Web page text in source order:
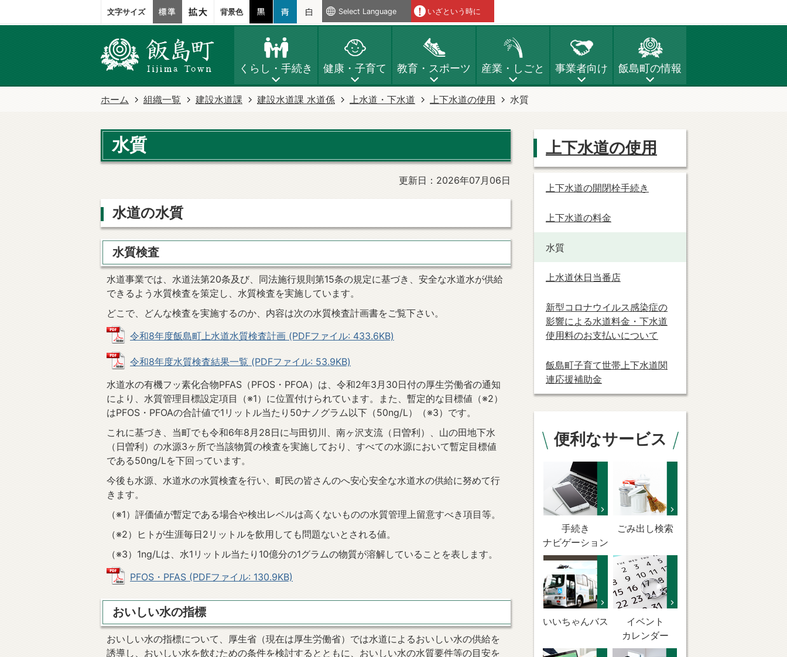
文字サイズ 背景色 Select Language いざという時に
くらし・手続き 健康・子育て 教育・スポーツ 産業・しごと 事業者向け 飯島町の情報
ホーム 組織一覧 建設水道課 建設水道課 水道係 上水道・下水道 上下水道の使用 水質
水質
更新日：2026年07月06日
水道の水質
水質検査
水道事業では、水道法第20条及び、同法施行規則第15条の規定に基づき、安全な水道水が供給
できるよう水質検査を策定し、水質検査を実施しています。
どこで、どんな検査を実施するのか、内容は次の水質検査計画書をご覧下さい。
令和8年度飯島町上水道水質検査計画 (PDFファイル: 433.6KB)
令和8年度水質検査結果一覧 (PDFファイル: 53.9KB)
水道水の有機フッ素化合物PFAS（PFOS・PFOA）は、令和2年3月30日付の厚生労働省の通知
により、水質管理目標設定項目（※1）に位置付けられています。また、暫定的な目標値（※2）
はPFOS・PFOAの合計値で1リットル当たり50ナノグラム以下（50ng/L）（※3）です。
これに基づき、当町でも令和6年8月28日に与田切川、南ヶ沢支流（日曽利）、山の田地下水
（日曽利）の水源3ヶ所で当該物質の検査を実施しており、すべての水源において暫定目標値
である50ng/Lを下回っています。
今後も水源、水道水の水質検査を行い、町民の皆さんのへ安心安全な水道水の供給に努めて行
きます。
（※1）評価値が暫定である場合や検出レベルは高くないものの水質管理上留意すべき項目等。
（※2）ヒトが生涯毎日2リットルを飲用しても問題ないとされる値。
（※3）1ng/Lは、水1リットル当たり10億分の1グラムの物質が溶解していることを表します。
PFOS・PFAS (PDFファイル: 130.9KB)
おいしい水の指標
おいしい水の指標について、厚生省（現在は厚生労働省）では水道によるおいしい水の供給を
誘導し、おいしい水を飲むための条件を検討するとともに、おいしい水の水質要件等の目安を
上下水道の使用
上下水道の開閉栓手続き
上下水道の料金
水質
上水道休日当番店
新型コロナウイルス感染症の
影響による水道料金・下水道
使用料のお支払いについて
飯島町子育て世帯上下水道関
連応援補助金
便利なサービス
手続き
ナビゲーション
ごみ出し検索
いいちゃんバス
イベント
カレンダー